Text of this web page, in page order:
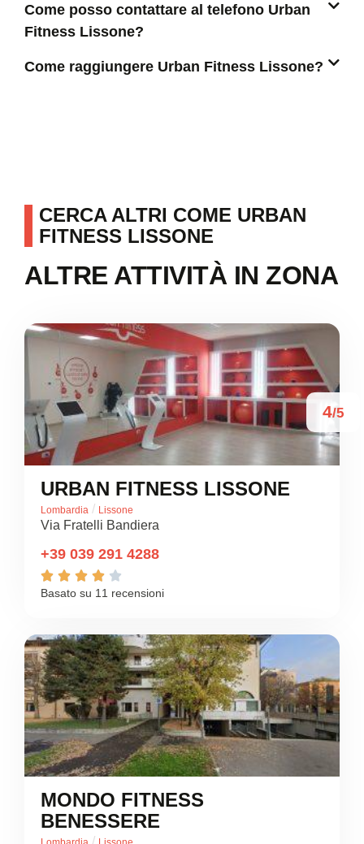
Come posso contattare al telefono Urban
Fitness Lissone?
Come raggiungere Urban Fitness Lissone?
CERCA ALTRI COME URBAN
FITNESS LISSONE
ALTRE ATTIVITÀ IN ZONA
4/5
URBAN FITNESS LISSONE
Lombardia / Lissone
Via Fratelli Bandiera
+39 039 291 4288
    
Basato su 11 recensioni
MONDO FITNESS
BENESSERE
/